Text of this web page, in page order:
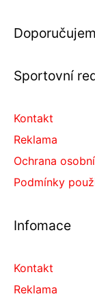
Sportovní
Kontakt
Reklama
Ochrana
Podmínky
Infomace
Kontakt
Reklama